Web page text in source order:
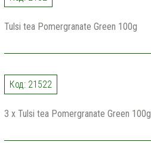
Tulsi tea Pomergranate Green 100g
Код: 21522
3 x Tulsi tea Pomergranate Green 100g